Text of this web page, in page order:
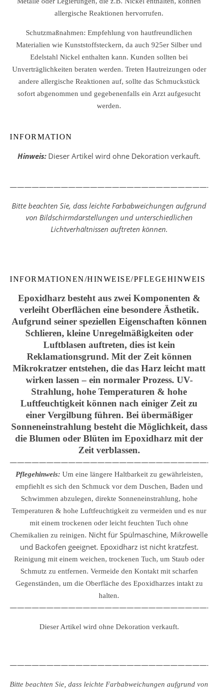
allergische Reaktionen hervorrufen.
Schutzmaßnahmen: Empfehlung von hautfreundlichen
Materialien wie Kunststoffsteckern, da auch 925er Silber und
Edelstahl Nickel enthalten kann. Kunden sollten bei
Unverträglichkeiten beraten werden. Treten Hautreizungen oder
andere allergische Reaktionen auf, sollte das Schmuckstück
sofort abgenommen und gegebenenfalls ein Arzt aufgesucht
werden.
INFORMATION
Hinweis: Dieser Artikel wird ohne Dekoration verkauft.
Bitte beachten Sie, dass leichte Farbabweichungen aufgrund
von Bildschirmdarstellungen und unterschiedlichen
Lichtverhältnissen auftreten können.
INFORMATIONEN/HINWEISE/PFLEGEHINWEIS
Epoxidharz besteht aus zwei Komponenten &
verleiht Oberflächen eine besondere Ästhetik.
Aufgrund seiner speziellen Eigenschaften können
Schlieren, kleine Unregelmäßigkeiten oder
Luftblasen auftreten, dies ist kein
Reklamationsgrund. Mit der Zeit können
Mikrokratzer entstehen, die das Harz leicht matt
wirken lassen – ein normaler Prozess. UV-
Strahlung, hohe Temperaturen & hohe
Luftfeuchtigkeit können nach einiger Zeit zu
einer Vergilbung führen. Bei übermäßiger
Sonneneinstrahlung besteht die Möglichkeit, dass
die Blumen oder Blüten im Epoxidharz mit der
Zeit verblassen.
Pflegehinweis: Um eine längere Haltbarkeit zu gewährleisten,
empfiehlt es sich den Schmuck vor dem Duschen, Baden und
Schwimmen abzulegen, direkte Sonneneinstrahlung, hohe
Temperaturen & hohe Luftfeuchtigkeit zu vermeiden und es nur
mit einem trockenen oder leicht feuchten Tuch ohne
Chemikalien zu reinigen. Nicht für Spülmaschine, Mikrowelle
und Backofen geeignet. Epoxidharz ist nicht kratzfest.
Reinigung mit einem weichen, trockenen Tuch, um Staub oder
Schmutz zu entfernen. Vermeide den Kontakt mit scharfen
Gegenständen, um die Oberfläche des Epoxidharzes intakt zu
halten.
Dieser Artikel wird ohne Dekoration verkauft.
Bitte beachten Sie, dass leichte Farbabweichungen aufgrund von